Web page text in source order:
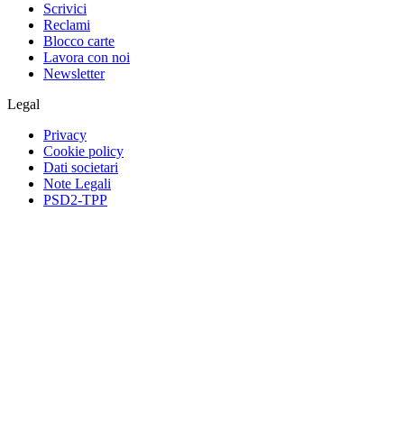
Scrivici
Reclami
Blocco carte
Lavora con noi
Newsletter
Legal
Privacy
Cookie policy
Dati societari
Note Legali
PSD2-TPP